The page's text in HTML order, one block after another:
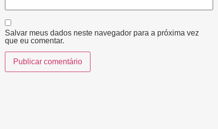
Salvar meus dados neste navegador para a próxima vez
que eu comentar.